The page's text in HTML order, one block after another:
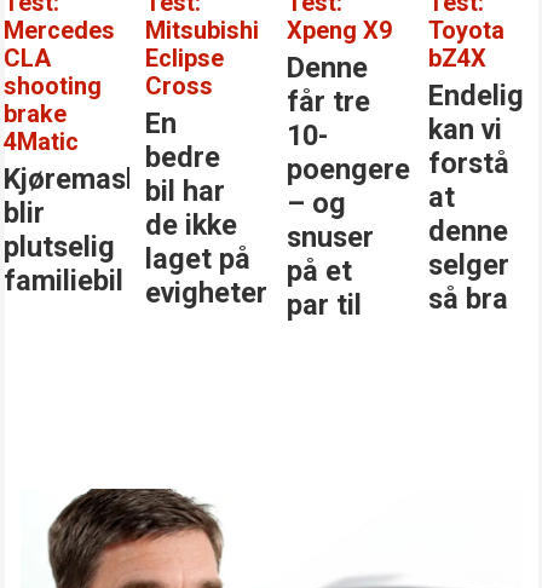
Mercedes
CLA
shooting
brake
4Matic
Kjøremaskinen
blir
plutselig
familiebil
Mitsubishi
Eclipse
Cross
En
bedre
bil har
de ikke
laget på
evigheter
Xpeng X9
Denne
får tre
10-
poengere
– og
snuser
på et
par til
Toyota
bZ4X
Endelig
kan vi
forstå
at
denne
selger
så bra